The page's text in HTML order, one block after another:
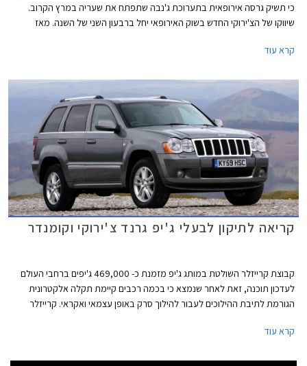
כי תשיק גרסה אירופאית בתערוכת ג'נבה שתפתח את שעריה במרץ הקרוב.
שיווקו של הצ'ירוקי החדש בשוק האירופאי יחל ברבעון השני של השנה. מאז
את התואר "הרכב הבטוח ביותר בקטגוריה" מאת ארגון EuroNCAP.
קרא עוד
קריאה לתיקון לבעלי ג'יפ גרנד צ'ירוקי וקומנדר
קבוצת קרייזלר השולטת במותג ג'יפ מזמנת כ- 469,000 ג'יפים ברחבי העולם
לעדכון תוכנה, זאת לאחר שנמצא כי בכמה רכבים קיימת תקלה אלקטרונית
הגורמת לתיבת ההילוכים לעבור להילוך סרק באופן עצמאי ואקראי. קרייזלר
קרא עוד